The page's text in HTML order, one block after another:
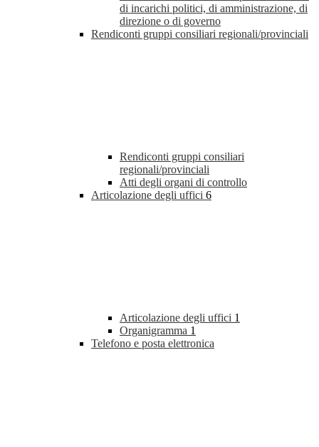
di incarichi politici, di amministrazione, di
direzione o di governo
Rendiconti gruppi consiliari regionali/provinciali
Rendiconti gruppi consiliari
regionali/provinciali
Atti degli organi di controllo
Articolazione degli uffici 6
Articolazione degli uffici 1
Organigramma 1
Telefono e posta elettronica